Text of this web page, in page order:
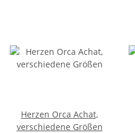
Herzen Orca Achat,
verschiedene Größen